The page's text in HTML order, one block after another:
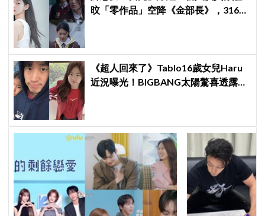
旼「零作品」空降《金部長》，316萬
《超人回來了》Tablo16歲女兒Haru
近況曝光！BIGBANG太陽驚喜透露：